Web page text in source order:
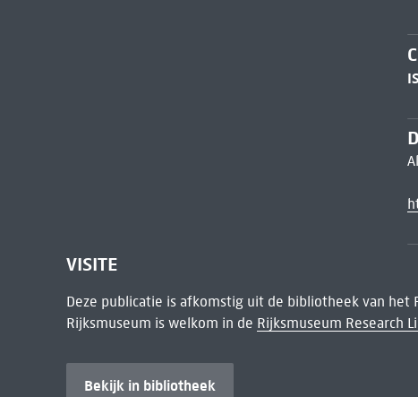
VISITE
Deze publicatie is afkomstig uit de bibliotheek van het
Rijksmuseum is welkom in de Rijksmuseum Research
Bekijk in bibliotheek